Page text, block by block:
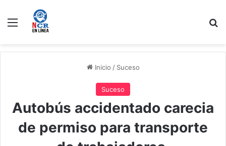
Menú
Inicio / Suceso
Suceso
Autobús accidentado carecia
de permiso para transporte